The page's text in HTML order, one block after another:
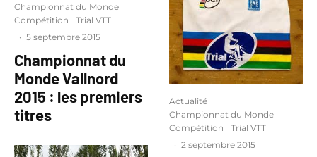
Championnat du Monde
Compétition
Trial VTT
· 5 septembre 2015
Championnat du
Monde Vallnord
2015 : les premiers
titres
Actualité
Championnat du Monde
Compétition
Trial VTT
· 2 septembre 2015